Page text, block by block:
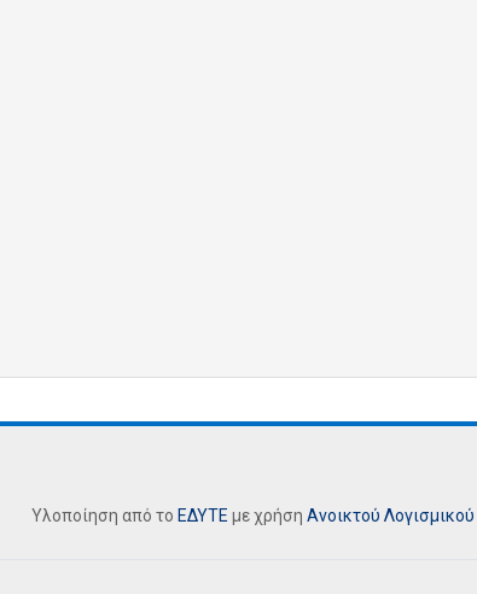
Υλοποίηση από το ΕΔΥΤΕ με χρήση Ανοικτού Λογισμικού